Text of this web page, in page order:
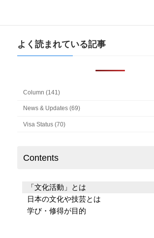
よく読まれている記事
Column (141)
News & Updates (69)
Visa Status (70)
Contents
「文化活動」とは
日本の文化や技芸とは
学び・修得が目的